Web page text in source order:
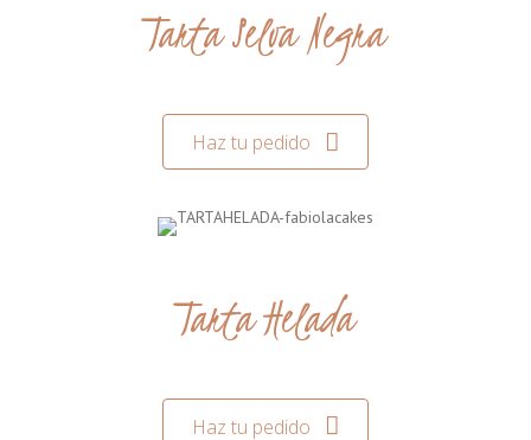
Tarta Selva Negra
Haz tu pedido
Tarta Helada
Haz tu pedido